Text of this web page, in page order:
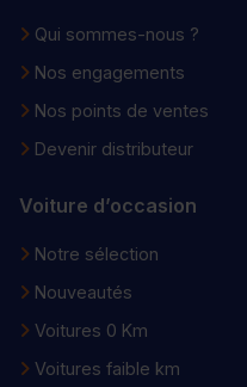
Qui sommes-nous ?
Nos engagements
Nos points de ventes
Devenir distributeur
Voiture d’occasion
Notre sélection
Nouveautés
Voitures 0 Km
Voitures faible km